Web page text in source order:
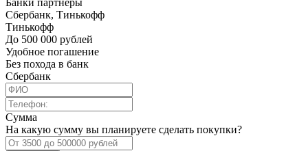
Сбербанк, Тинькофф
Тинькофф
До 500 000 рублей
Удобное погашение
Без похода в банк
Сбербанк
Сумма
На какую сумму вы планируете сделать покупки?